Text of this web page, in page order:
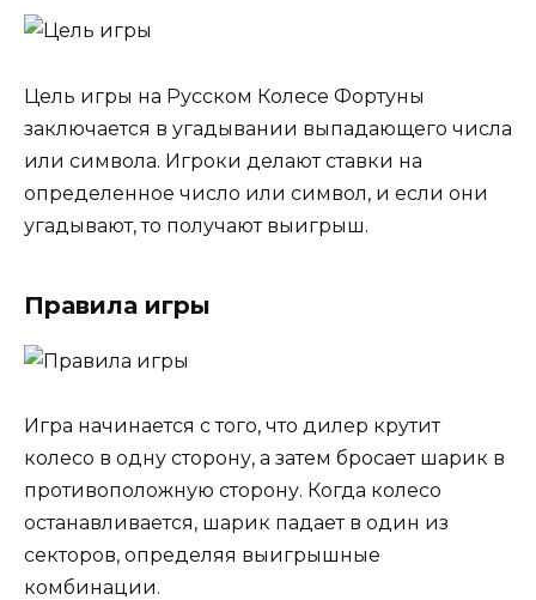
Цель игры на Русском Колесе Фортуны
заключается в угадывании выпадающего числа
или символа. Игроки делают ставки на
определенное число или символ, и если они
угадывают, то получают выигрыш.
Правила игры
Игра начинается с того, что дилер крутит
колесо в одну сторону, а затем бросает шарик в
противоположную сторону. Когда колесо
останавливается, шарик падает в один из
секторов, определяя выигрышные
комбинации.